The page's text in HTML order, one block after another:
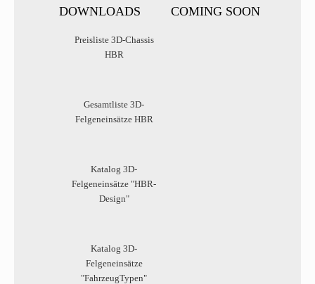
DOWNLOADS
Preisliste 3D-Chassis
HBR
Gesamtliste 3D-
Felgeneinsätze HBR
Katalog 3D-
Felgeneinsätze "HBR-
Design"
Katalog 3D-
Felgeneinsätze
"FahrzeugTypen"
COMING SOON